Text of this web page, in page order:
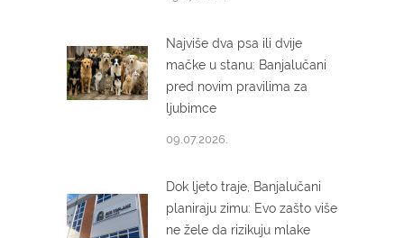
Najviše dva psa ili dvije
mačke u stanu: Banjalučani
pred novim pravilima za
ljubimce
09.07.2026.
Dok ljeto traje, Banjalučani
planiraju zimu: Evo zašto više
ne žele da rizikuju mlake